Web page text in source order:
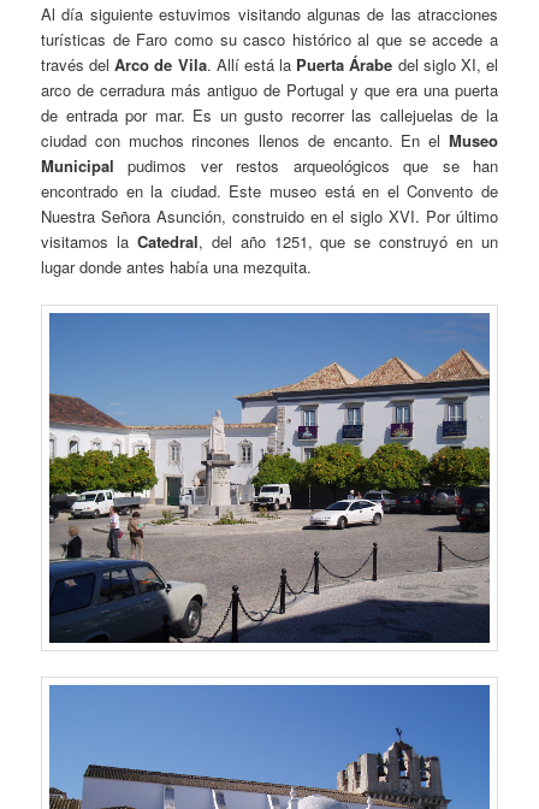
Al día siguiente estuvimos visitando algunas de las atracciones
turísticas de Faro como su casco histórico al que se accede a
través delArco de Vila. Allí está la Puerta Árabe del siglo XI, el
arco de cerradura más antiguo de Portugal y que era una puerta
de entrada por mar. Es un gusto recorrer las callejuelas de la
ciudad con muchos rincones llenos de encanto. En el Museo
Municipal pudimos ver restos arqueológicos que se han
encontrado en la ciudad. Este museo está en el Convento de
Nuestra Señora Asunción, construido en el siglo XVI. Por último
visitamos la Catedral, del año 1251, que se construyó en un
lugar donde antes había una mezquita.